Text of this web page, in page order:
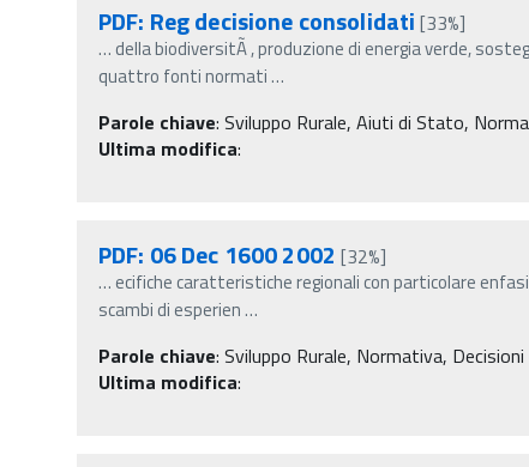
PDF: Reg decisione consolidati [33%]
…della biodiversitÃ , produzione di energia verde,
quattro fonti normati…
Parole chiave: Sviluppo Rurale, Aiuti di Stato,
Ultima modifica:
PDF: 06 Dec 1600 2002 [32%]
… ecifiche caratteristiche regionali con particolare
scambi di esperien…
Parole chiave: Sviluppo Rurale, Normativa,
Ultima modifica: